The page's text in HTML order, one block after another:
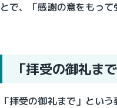
とで、「感謝の意をもっ
「拝受の御礼ま
「拝受の御礼まで」とい